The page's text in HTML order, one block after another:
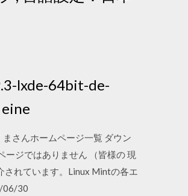
lxde-64bit-de-
さんホームページ一覧 ダウン
ジではありません （皆様の 現
されています。Linux Mintの各エ
06/30